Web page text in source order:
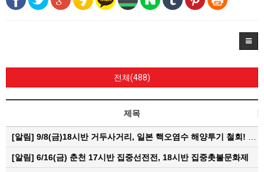
전체(488)
제목
[알림] 9/8(금)18시반 거두사거리, 일본 핵오염수 해양투기 철회! 춘천시민대회
[알림] 6/16(금) 춘천 17시반 집중선전전, 18시반 집중촛불문화제